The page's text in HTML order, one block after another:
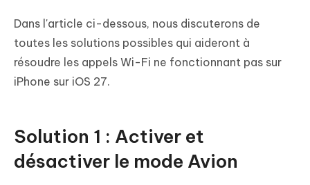
Dans l'article ci-dessous, nous discuterons de
toutes les solutions possibles qui aideront à
résoudre les appels Wi-Fi ne fonctionnant pas sur
iPhone sur iOS 27.
Solution 1 : Activer et
désactiver le mode Avion